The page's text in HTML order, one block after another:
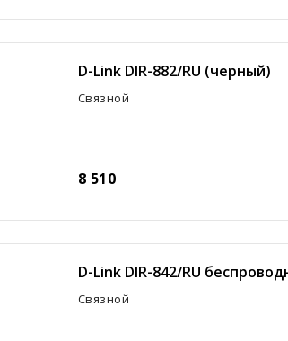
D-Link DIR-882/RU (черный)
Связной
8 510
D-Link DIR-842/RU
Связной